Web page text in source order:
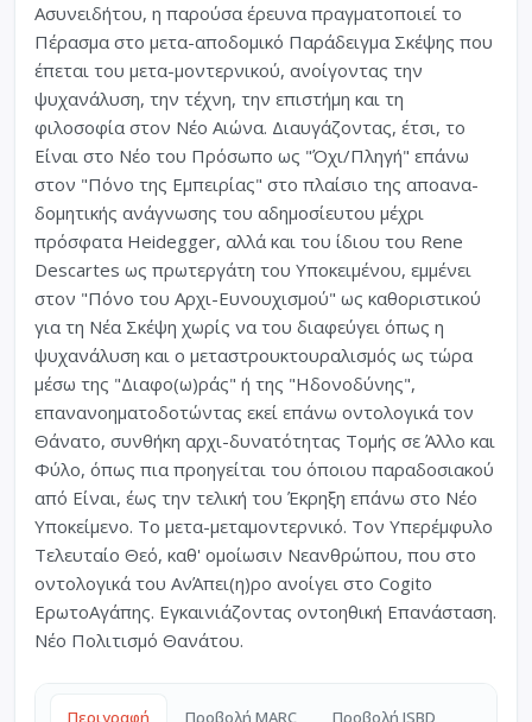
Ασυνειδήτου, η παρούσα έρευνα πραγματοποιεί το
Πέρασμα στο μετα-αποδομικό Παράδειγμα Σκέψης που
έπεται του μετα-μοντερνικού, ανοίγοντας την
ψυχανάλυση, την τέχνη, την επιστήμη και τη
φιλοσοφία στον Νέο Αιώνα. Διαυγάζοντας, έτσι, το
Είναι στο Νέο του Πρόσωπο ως "Όχι/Πληγή" επάνω
στον "Πόνο της Εμπειρίας" στο πλαίσιο της αποανα-
δομητικής ανάγνωσης του αδημοσίευτου μέχρι
πρόσφατα Heidegger, αλλά και του ίδιου του Rene
Descartes ως πρωτεργάτη του Υποκειμένου, εμμένει
στον "Πόνο του Αρχι-Ευνουχισμού" ως καθοριστικού
για τη Νέα Σκέψη χωρίς να του διαφεύγει όπως η
ψυχανάλυση και ο μεταστρουκτουραλισμός ως τώρα
μέσω της "Διαφο(ω)ράς" ή της "Ηδονοδύνης",
επανανοηματοδοτώντας εκεί επάνω οντολογικά τον
Θάνατο, συνθήκη αρχι-δυνατότητας Τομής σε Άλλο και
Φύλο, όπως πια προηγείται του όποιου παραδοσιακού
από Είναι, έως την τελική του Έκρηξη επάνω στο Νέο
Υποκείμενο. Το μετα-μεταμοντερνικό. Τον Υπερέμφυλο
Τελευταίο Θεό, καθ' ομοίωσιν Νεανθρώπου, που στο
οντολογικά του ΑνΆπει(η)ρο ανοίγει στο Cogito
ΕρωτοΑγάπης. Εγκαινιάζοντας οντοηθική Επανάσταση.
Νέο Πολιτισμό Θανάτου.
Περιγραφή Προβολή MARC Προβολή ISBD